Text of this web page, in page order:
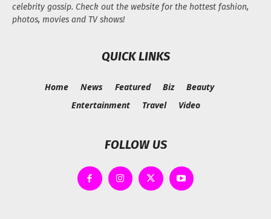
celebrity gossip. Check out the website for the hottest fashion,
photos, movies and TV shows!
QUICK LINKS
Home News Featured Biz
Beauty
Entertainment
Travel Video
FOLLOW US